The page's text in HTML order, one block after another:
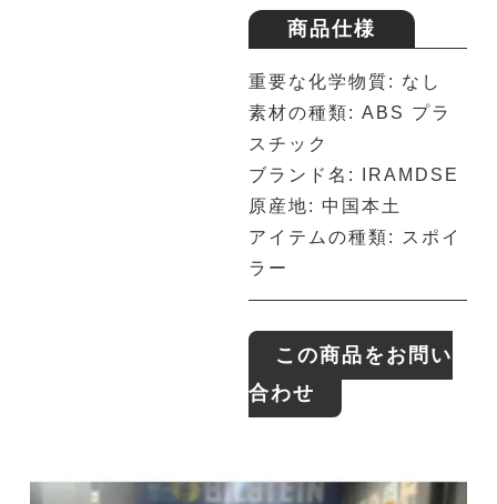
商品仕様
重要な化学物質: なし
素材の種類: ABS プラ
スチック
ブランド名: IRAMDSE
原産地: 中国本土
アイテムの種類: スポイ
ラー
この商品をお問い
合わせ